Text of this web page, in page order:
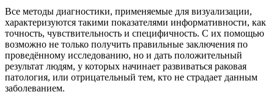
Все методы диагностики, применяемые для визуализации,
характеризуются такими показателями информативности, как
точность, чувствительность и специфичность. С их помощью
возможно не только получить правильные заключения по
проведённому исследованию, но и дать положительный
результат людям, у которых начинает развиваться раковая
патология, или отрицательный тем, кто не страдает данным
заболеванием.